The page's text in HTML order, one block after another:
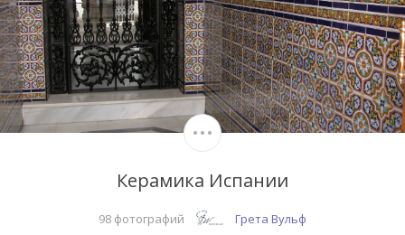
Керамика Испании
98 фотографий Грета Вульф